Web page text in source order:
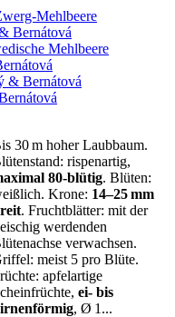
Mehlbeere
Bernátová
Mehlbeere
& Bernátová
30 m hoher Laubbaum.
rispenartig,
80‑blütig. Blüten:
Krone: 14–25 mm
. Fruchtblätter: mit der
werdenden
verwachsen.
meist 5 pro Blüte.
apfelartige
ei- bis
, Ø 1...